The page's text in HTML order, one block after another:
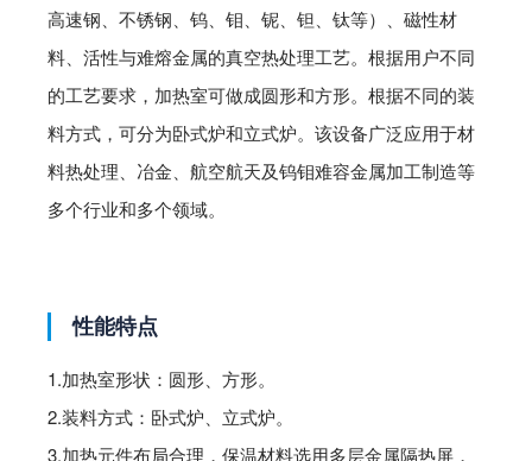
高速钢、不锈钢、钨、钼、铌、钽、钛等）、磁性材
料、活性与难熔金属的真空热处理工艺。根据用户不同
的工艺要求，加热室可做成圆形和方形。根据不同的装
料方式，可分为卧式炉和立式炉。该设备广泛应用于材
料热处理、冶金、航空航天及钨钼难容金属加工制造等
多个行业和多个领域。
性能特点
1.加热室形状：圆形、方形。
2.装料方式：卧式炉、立式炉。
3.加热元件布局合理，保温材料选用多层金属隔热屏，